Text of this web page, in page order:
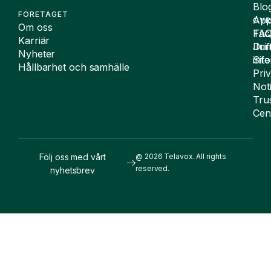
FÖRETAGET
Om oss
Karriär
Nyheter
Hållbarhet och samhälle
@ 2026 Telavox. All rights
reserved.
Följ oss med vårt
nyhetsbrev